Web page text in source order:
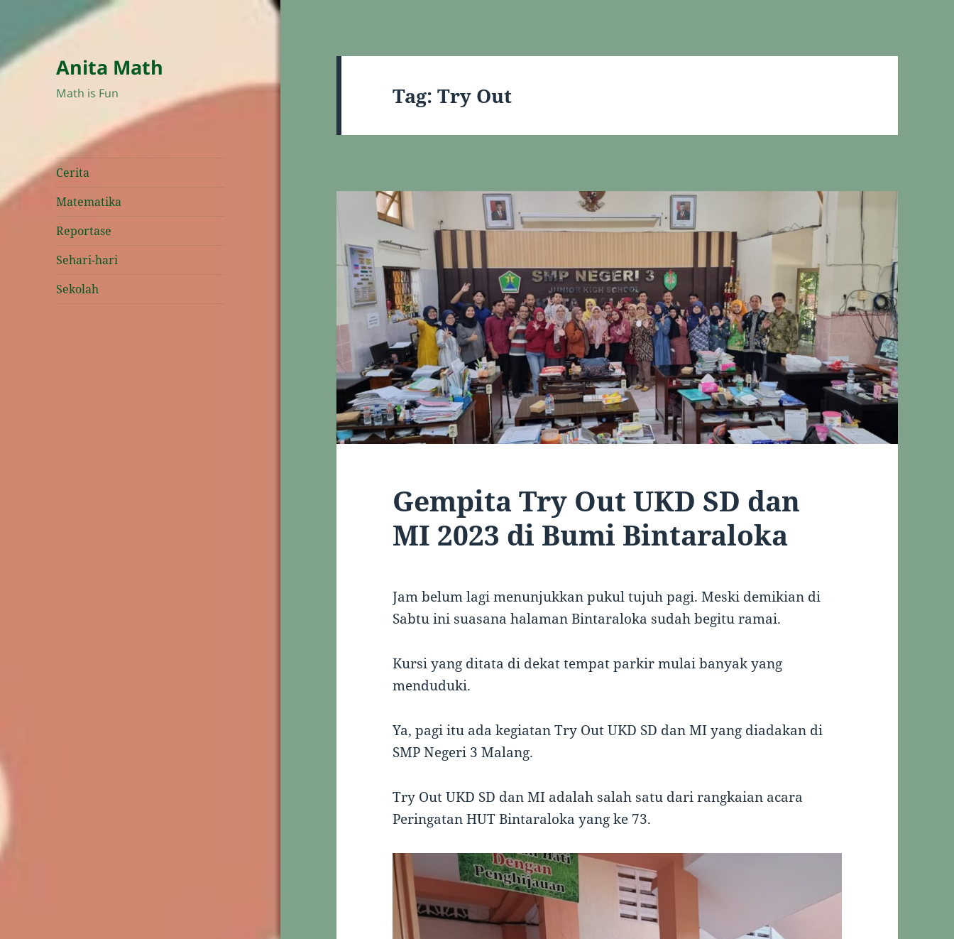
Anita Math
Math is Fun
Cerita
Matematika
Reportase
Sehari-hari
Sekolah
Tag:Try Out
Gempita Try Out UKD SD dan
MI 2023 di Bumi Bintaraloka
Jam belum lagi menunjukkan pukul tujuh pagi. Meski demikian di
Sabtu ini suasana halaman Bintaraloka sudah begitu ramai.
Kursi yang ditata di dekat tempat parkir mulai banyak yang
menduduki.
Ya, pagi itu ada kegiatan Try Out UKD SD dan MI yang diadakan di
SMP Negeri 3 Malang.
Try Out UKD SD dan MI adalah salah satu dari rangkaian acara
Peringatan HUT Bintaraloka yang ke 73.